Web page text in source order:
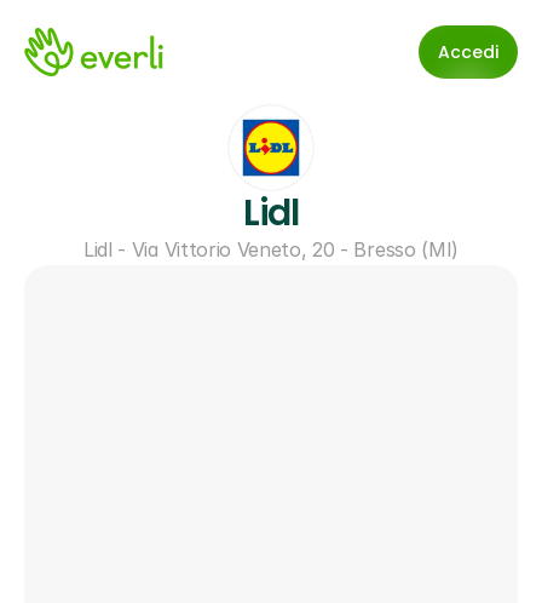
Accedi
Lidl
Lidl - Via Vittorio Veneto, 20 - Bresso (MI)